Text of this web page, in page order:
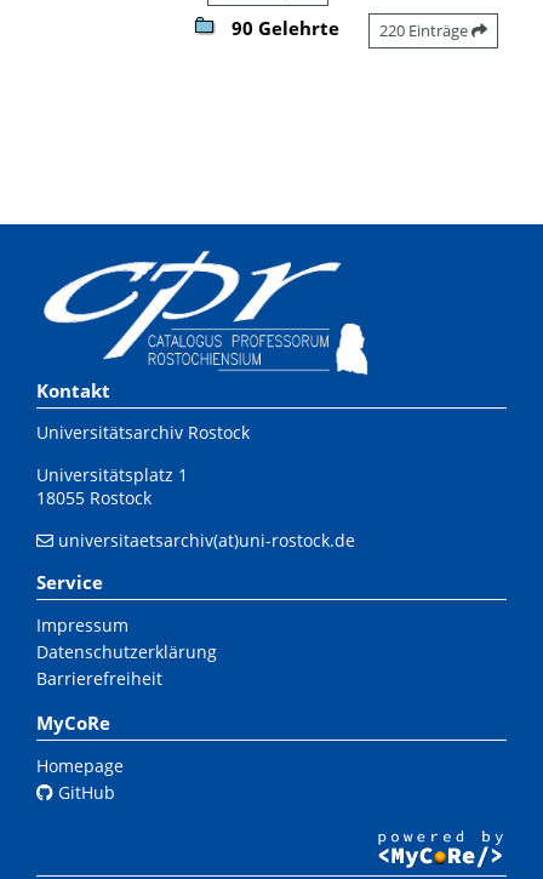
90 Gelehrte 220 Einträge
Kontakt
Universitätsarchiv Rostock
Universitätsplatz 1
18055 Rostock
universitaetsarchiv(at)uni-rostock.de
Service
Impressum
Datenschutzerklärung
Barrierefreiheit
MyCoRe
Homepage
GitHub